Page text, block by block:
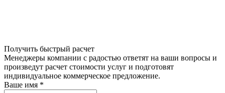
Получить быстрый расчет
Менеджеры компании с радостью ответят на ваши вопросы и
произведут расчет стоимости услуг и подготовят
индивидуальное коммерческое предложение.
Ваше имя *